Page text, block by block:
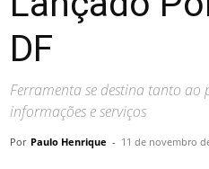
DF
Ferramenta se destina tanto
informações e serviços
Por Paulo Henrique - 11 de novembro